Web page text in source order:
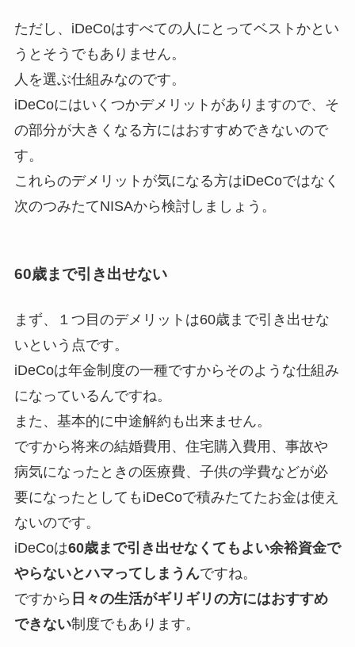
ただし、iDeCoはすべての人にとってベストかとい
うとそうでもありません。
人を選ぶ仕組みなのです。
iDeCoにはいくつかデメリットがありますので、そ
の部分が大きくなる方にはおすすめできないので
す。
これらのデメリットが気になる方はiDeCoではなく
次のつみたてNISAから検討しましょう。
60歳まで引き出せない
まず、１つ目のデメリットは60歳まで引き出せな
いという点です。
iDeCoは年金制度の一種ですからそのような仕組み
になっているんですね。
また、基本的に中途解約も出来ません。
ですから将来の結婚費用、住宅購入費用、事故や
病気になったときの医療費、子供の学費などが必
要になったとしてもiDeCoで積みたてたお金は使え
ないのです。
iDeCoは60歳まで引き出せなくてもよい余裕資金で
やらないとハマってしまうんですね。
ですから 日々の生活がギリギリの方にはおすすめ
できない制度でもあります。